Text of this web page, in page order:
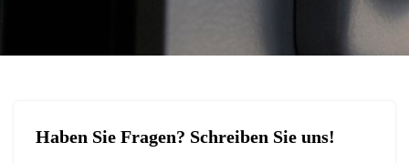
Haben Sie Fragen? Schreiben Sie uns!